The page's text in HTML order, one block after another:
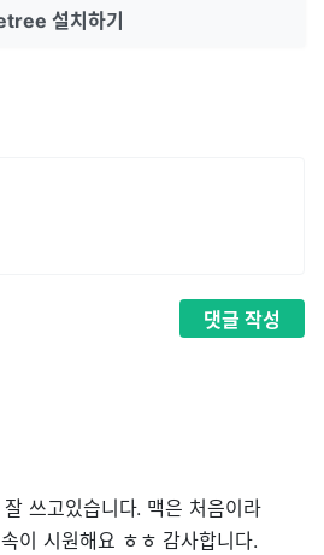
설치하기
댓글 작성
쓰고있습니다. 맥은 처음이라
이 시원해요 ㅎㅎ 감사합니다.